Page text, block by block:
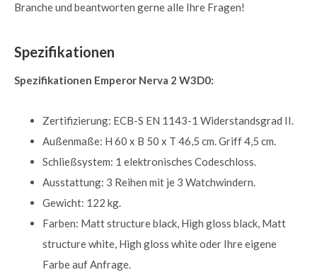
Branche und beantworten gerne alle Ihre Fragen!
Spezifikationen
Spezifikationen Emperor Nerva 2 W3D0:
Zertifizierung: ECB-S EN 1143-1 Widerstandsgrad II.
Außenmaße: H 60 x B 50 x T 46,5 cm. Griff 4,5 cm.
Schließsystem: 1 elektronisches Codeschloss.
Ausstattung: 3 Reihen mit je 3 Watchwindern.
Gewicht: 122 kg.
Farben: Matt structure black, High gloss black, Matt
structure white, High gloss white oder Ihre eigene
Farbe auf Anfrage.